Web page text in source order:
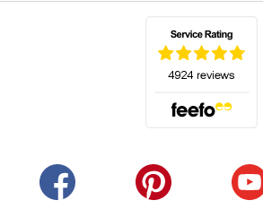
(öffnet sich in einem neuen Tab)
(öffnet sich in